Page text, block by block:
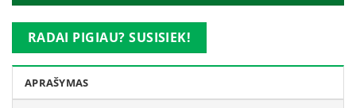
RADAI PIGIAU? SUSISIEK!
APRAŠYMAS